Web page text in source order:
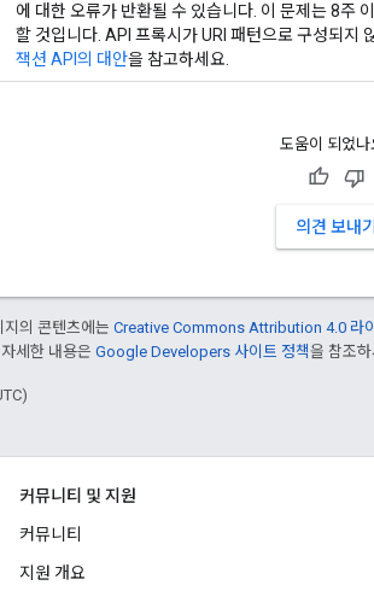
에 대한 오류가 반환될 수 있습니다. 이 문제는 8주
할 것입니다. API 프록시가 URI 패턴으로 구성되지
잭션 API의 대안을 참고하세요.
도움이 되었나
의견 보내기
의 콘텐츠에는 Creative Commons Attribution 4.0 라
세한 내용은 Google Developers 사이트 정책을 참조
커뮤니티 및 지원
커뮤니티
지원 개요